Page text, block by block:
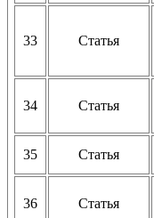
33 Статья
34 Статья
35 Статья
36 Статья